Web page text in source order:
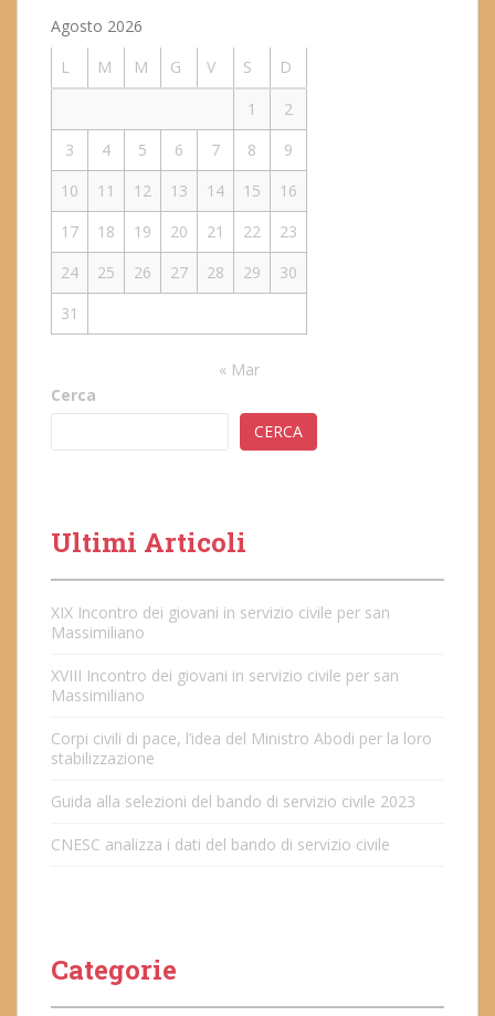
Agosto 2026
L
M M G V S
D
1
2
3
4 5 6 7 8
9
10
11 12 13 14 15
16
17
18 19 20 21 22
23
24
25 26 27 28 29
30
31
« Mar
Cerca
CERCA
Ultimi Articoli
XIX Incontro dei giovani in servizio civile per san
Massimiliano
XVIII Incontro dei giovani in servizio civile per san
Massimiliano
Corpi civili di pace, l’idea del Ministro Abodi per la loro
stabilizzazione
Guida alla selezioni del bando di servizio civile 2023
CNESC analizza i dati del bando di servizio civile
Categorie